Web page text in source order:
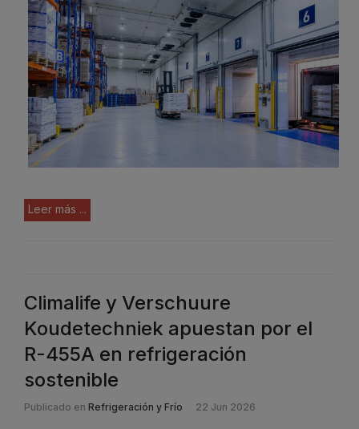
Leer más ...
Climalife y Verschuure
Koudetechniek apuestan por el
R-455A en refrigeración
sostenible
Publicado en Refrigeración y Frío 22 Jun 2026